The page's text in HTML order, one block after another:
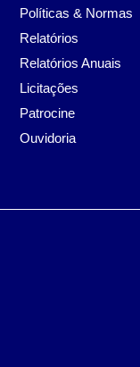
Políticas & Normas
Relatórios
Relatórios Anuais
Licitações
Patrocine
Ouvidoria